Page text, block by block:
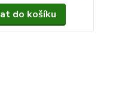
do košíku